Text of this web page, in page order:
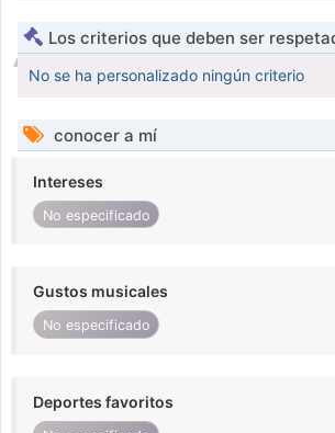
Los criterios que deben ser
No se ha personalizado ningún criterio
conocer a mí
Intereses
No especificado
Gustos musicales
No especificado
Deportes favoritos